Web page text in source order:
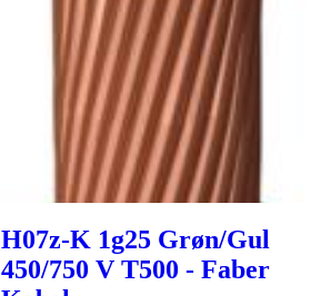
H07z-K 1g25 Grøn/Gul
450/750 V T500 - Faber